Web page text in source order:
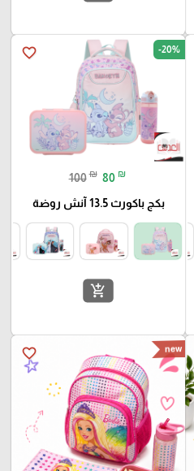
favorite_border -20%
100 ₪ 80 ₪
بكج باكورث 13.5 آنش روضة
add_shopping_cart
favorite_border new